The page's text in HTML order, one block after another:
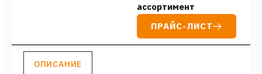
ассортимент
ПРАЙС-ЛИСТ
ОПИСАНИЕ